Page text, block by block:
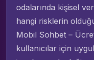
odalarında kişisel
hangi risklerin
Mobil Sohbet –
kullanıcılar için